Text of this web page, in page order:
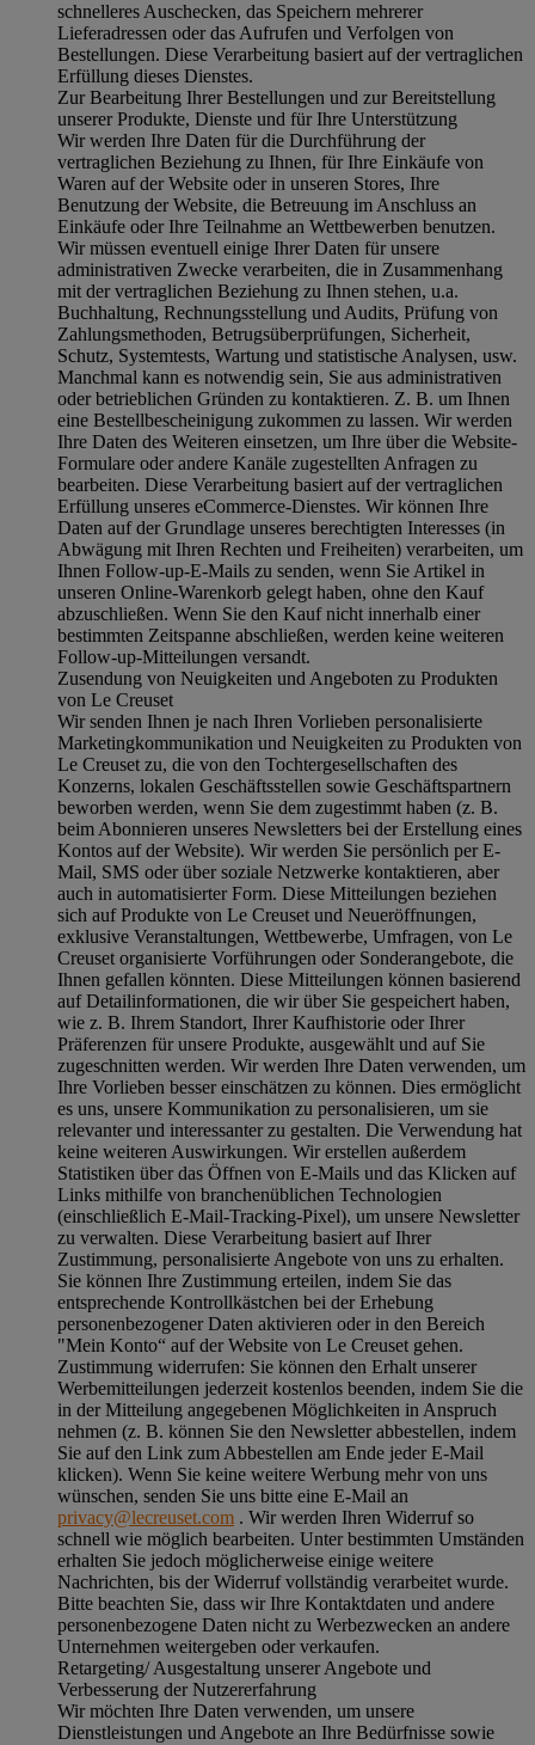
schnelleres Auschecken, das Speichern mehrerer
Lieferadressen oder das Aufrufen und Verfolgen von
Bestellungen. Diese Verarbeitung basiert auf der vertraglichen
Erfüllung dieses Dienstes.
Zur Bearbeitung Ihrer Bestellungen und zur Bereitstellung
unserer Produkte, Dienste und für Ihre Unterstützung
Wir werden Ihre Daten für die Durchführung der
vertraglichen Beziehung zu Ihnen, für Ihre Einkäufe von
Waren auf der Website oder in unseren Stores, Ihre
Benutzung der Website, die Betreuung im Anschluss an
Einkäufe oder Ihre Teilnahme an Wettbewerben benutzen.
Wir müssen eventuell einige Ihrer Daten für unsere
administrativen Zwecke verarbeiten, die in Zusammenhang
mit der vertraglichen Beziehung zu Ihnen stehen, u.a.
Buchhaltung, Rechnungsstellung und Audits, Prüfung von
Zahlungsmethoden, Betrugsüberprüfungen, Sicherheit,
Schutz, Systemtests, Wartung und statistische Analysen, usw.
Manchmal kann es notwendig sein, Sie aus administrativen
oder betrieblichen Gründen zu kontaktieren. Z. B. um Ihnen
eine Bestellbescheinigung zukommen zu lassen. Wir werden
Ihre Daten des Weiteren einsetzen, um Ihre über die Website-
Formulare oder andere Kanäle zugestellten Anfragen zu
bearbeiten. Diese Verarbeitung basiert auf der vertraglichen
Erfüllung unseres eCommerce-Dienstes. Wir können Ihre
Daten auf der Grundlage unseres berechtigten Interesses (in
Abwägung mit Ihren Rechten und Freiheiten) verarbeiten, um
Ihnen Follow-up-E-Mails zu senden, wenn Sie Artikel in
unseren Online-Warenkorb gelegt haben, ohne den Kauf
abzuschließen. Wenn Sie den Kauf nicht innerhalb einer
bestimmten Zeitspanne abschließen, werden keine weiteren
Follow-up-Mitteilungen versandt.
Zusendung von Neuigkeiten und Angeboten zu Produkten
von Le Creuset
Wir senden Ihnen je nach Ihren Vorlieben personalisierte
Marketingkommunikation und Neuigkeiten zu Produkten von
Le Creuset zu, die von den Tochtergesellschaften des
Konzerns, lokalen Geschäftsstellen sowie Geschäftspartnern
beworben werden, wenn Sie dem zugestimmt haben (z. B.
beim Abonnieren unseres Newsletters bei der Erstellung eines
Kontos auf der Website). Wir werden Sie persönlich per E-
Mail, SMS oder über soziale Netzwerke kontaktieren, aber
auch in automatisierter Form. Diese Mitteilungen beziehen
sich auf Produkte von Le Creuset und Neueröffnungen,
exklusive Veranstaltungen, Wettbewerbe, Umfragen, von Le
Creuset organisierte Vorführungen oder Sonderangebote, die
Ihnen gefallen könnten. Diese Mitteilungen können basierend
auf Detailinformationen, die wir über Sie gespeichert haben,
wie z. B. Ihrem Standort, Ihrer Kaufhistorie oder Ihrer
Präferenzen für unsere Produkte, ausgewählt und auf Sie
zugeschnitten werden. Wir werden Ihre Daten verwenden, um
Ihre Vorlieben besser einschätzen zu können. Dies ermöglicht
es uns, unsere Kommunikation zu personalisieren, um sie
relevanter und interessanter zu gestalten. Die Verwendung hat
keine weiteren Auswirkungen. Wir erstellen außerdem
Statistiken über das Öffnen von E-Mails und das Klicken auf
Links mithilfe von branchenüblichen Technologien
(einschließlich E-Mail-Tracking-Pixel), um unsere Newsletter
zu verwalten. Diese Verarbeitung basiert auf Ihrer
Zustimmung, personalisierte Angebote von uns zu erhalten.
Sie können Ihre Zustimmung erteilen, indem Sie das
entsprechende Kontrollkästchen bei der Erhebung
personenbezogener Daten aktivieren oder in den Bereich
"Mein Konto“ auf der Website von Le Creuset gehen.
Zustimmung widerrufen: Sie können den Erhalt unserer
Werbemitteilungen jederzeit kostenlos beenden, indem Sie die
in der Mitteilung angegebenen Möglichkeiten in Anspruch
nehmen (z. B. können Sie den Newsletter abbestellen, indem
Sie auf den Link zum Abbestellen am Ende jeder E-Mail
klicken). Wenn Sie keine weitere Werbung mehr von uns
wünschen, senden Sie uns bitte eine E-Mail an
privacy@lecreuset.com . Wir werden Ihren Widerruf so
schnell wie möglich bearbeiten. Unter bestimmten Umständen
erhalten Sie jedoch möglicherweise einige weitere
Nachrichten, bis der Widerruf vollständig verarbeitet wurde.
Bitte beachten Sie, dass wir Ihre Kontaktdaten und andere
personenbezogene Daten nicht zu Werbezwecken an andere
Unternehmen weitergeben oder verkaufen.
Retargeting/ Ausgestaltung unserer Angebote und
Verbesserung der Nutzererfahrung
Wir möchten Ihre Daten verwenden, um unsere
Dienstleistungen und Angebote an Ihre Bedürfnisse sowie